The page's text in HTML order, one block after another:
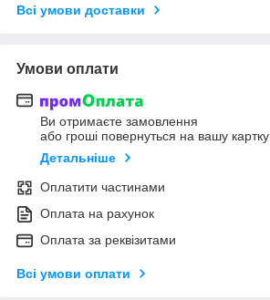
Всі умови доставки
Умови оплати
Ви отримаєте замовлення
або гроші повернуться на вашу картку
Детальніше
Оплатити частинами
Оплата на рахунок
Оплата за реквізитами
Всі умови оплати